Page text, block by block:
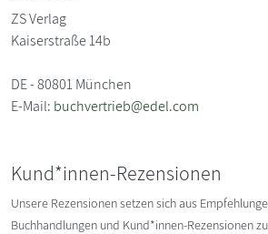
ZS Verlag
Kaiserstraße 14b
DE - 80801 München
E-Mail: buchvertrieb@edel.com
Kund*innen-Rezensionen
Unsere Rezensionen setzen sich aus
Buchhandlungen und Kund*innen-Rezensionen